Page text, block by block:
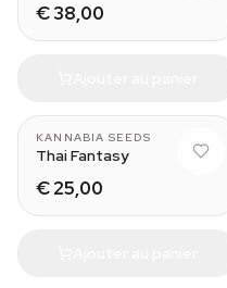
€ 38,00
KANNABIA SEEDS
Thai Fantasy
€ 25,00